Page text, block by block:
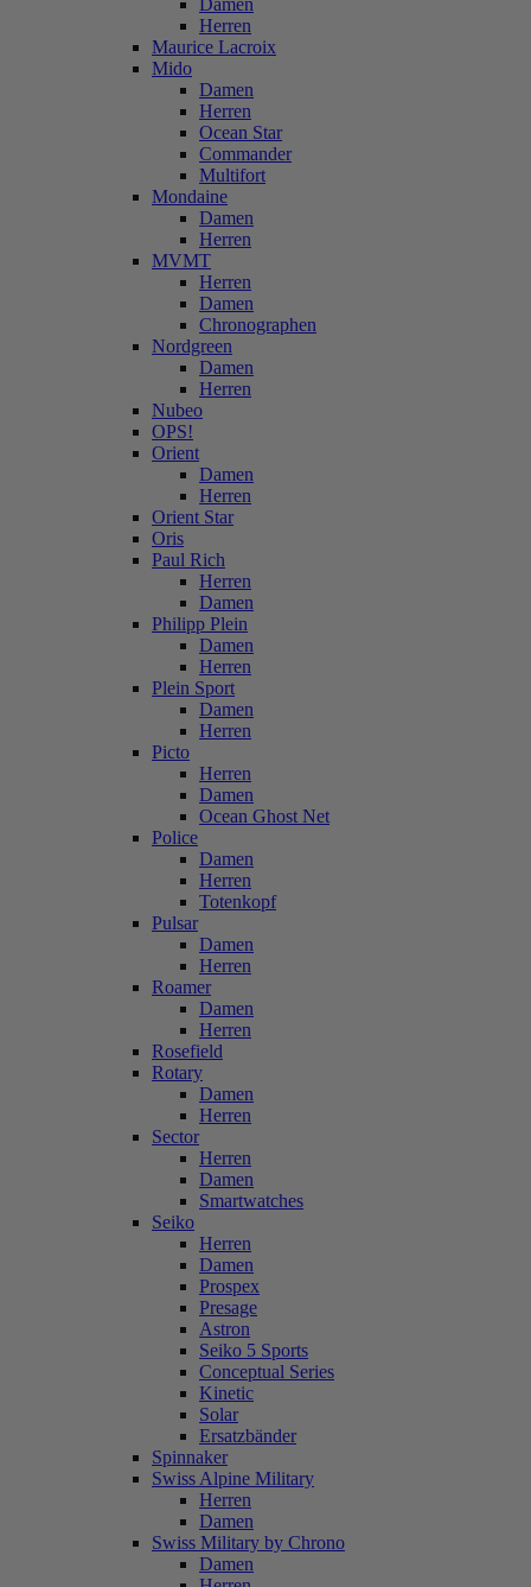
Damen
Herren
Maurice Lacroix
Mido
Damen
Herren
Ocean Star
Commander
Multifort
Mondaine
Damen
Herren
MVMT
Herren
Damen
Chronographen
Nordgreen
Damen
Herren
Nubeo
OPS!
Orient
Damen
Herren
Orient Star
Oris
Paul Rich
Herren
Damen
Philipp Plein
Damen
Herren
Plein Sport
Damen
Herren
Picto
Herren
Damen
Ocean Ghost Net
Police
Damen
Herren
Totenkopf
Pulsar
Damen
Herren
Roamer
Damen
Herren
Rosefield
Rotary
Damen
Herren
Sector
Herren
Damen
Smartwatches
Seiko
Herren
Damen
Prospex
Presage
Astron
Seiko 5 Sports
Conceptual Series
Kinetic
Solar
Ersatzbänder
Spinnaker
Swiss Alpine Military
Herren
Damen
Swiss Military by Chrono
Damen